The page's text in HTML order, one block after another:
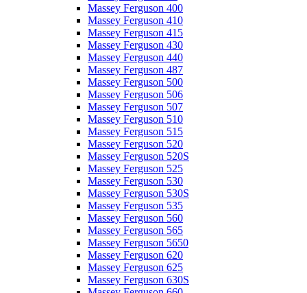
Massey Ferguson 400
Massey Ferguson 410
Massey Ferguson 415
Massey Ferguson 430
Massey Ferguson 440
Massey Ferguson 487
Massey Ferguson 500
Massey Ferguson 506
Massey Ferguson 507
Massey Ferguson 510
Massey Ferguson 515
Massey Ferguson 520
Massey Ferguson 520S
Massey Ferguson 525
Massey Ferguson 530
Massey Ferguson 530S
Massey Ferguson 535
Massey Ferguson 560
Massey Ferguson 565
Massey Ferguson 5650
Massey Ferguson 620
Massey Ferguson 625
Massey Ferguson 630S